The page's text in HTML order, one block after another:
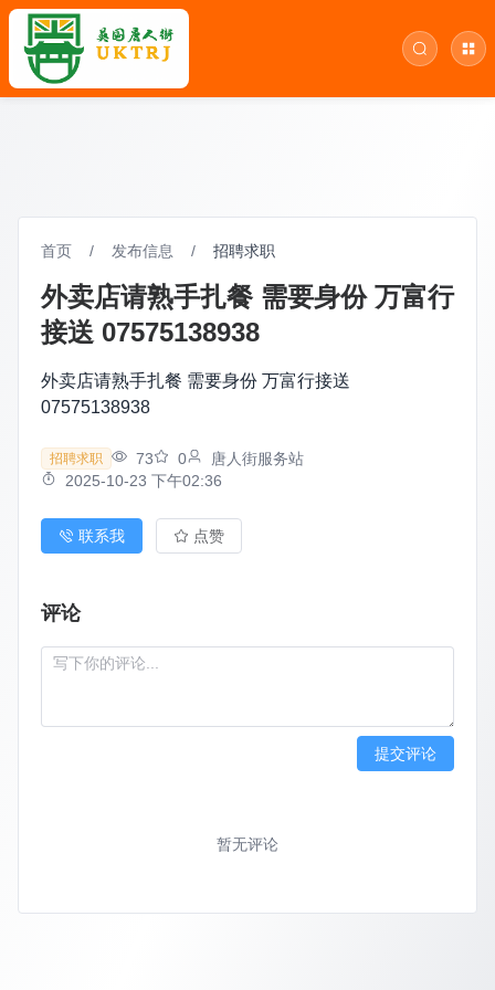
首页 / 发布信息 / 招聘求职
外卖店请熟手扎餐 需要身份 万富行
接送 07575138938
外卖店请熟手扎餐 需要身份 万富行接送
07575138938
招聘求职 73 0
唐人街服务站
2025-10-23 下午02:36
联系我 点赞
评论
提交评论
暂无评论